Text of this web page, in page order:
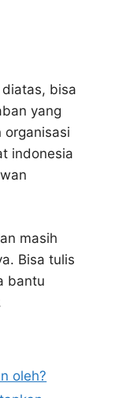
bisa
yang
organisasi
indonesia
masih
Bisa tulis
bantu
oleh?